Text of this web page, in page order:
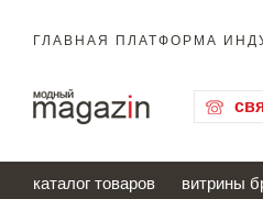
ГЛАВНАЯ ПЛАТФОРМА
каталог товаров витрины